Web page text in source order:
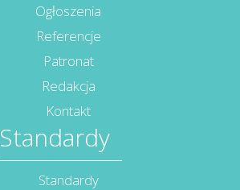
Ogłoszenia
Referencje
Patronat
Redakcja
Kontakt
Standardy
Standardy